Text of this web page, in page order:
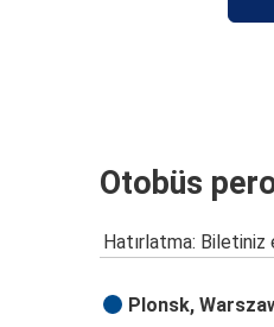
Otobüs
Hatırlatma:
Plonsk,